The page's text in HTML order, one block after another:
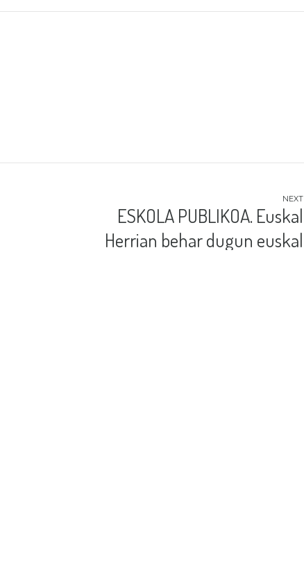
NEXT
ESKOLA PUBLIKOA. Euskal
Herrian behar dugun euskal